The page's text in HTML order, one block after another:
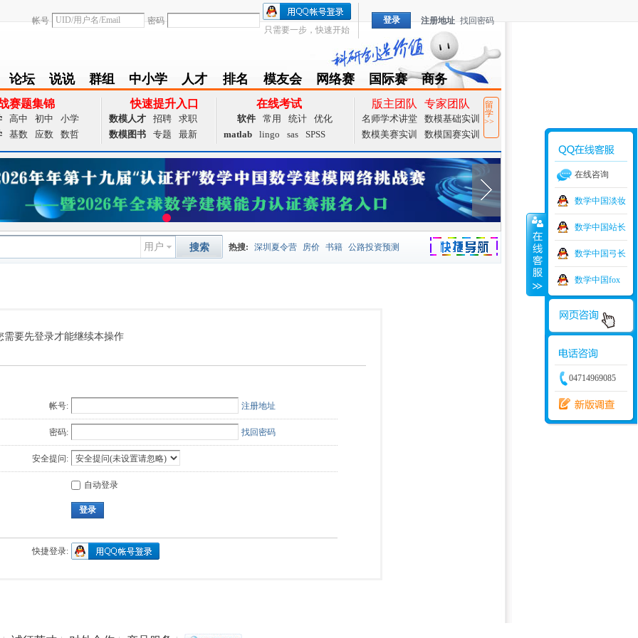
帐号
密码
只需要一步，快速开始
登录 注册地址 找回密码
论坛
BBS
说说
Follow
群组
group
中小学
zxx
人才
achieve
排名
Ranklist
模友会
Club
网络赛
TZMCM
国际赛
CAMCM
商务
Special
赛题集锦
高中 初中
小学
基数 应数 数哲
快速提升入口
数模人才 招聘
求职
数模图书
专题 最新
在线考试
软件 常用 统计
优化
matlab
lingo sas SPSS
版主团队 专家团队
名师学术讲堂
数模基础实训
数模美赛实训
数模国赛实训
留
学
>>
捷导航
用户 搜索 热搜: 深圳夏令营 房价 书籍 公路投资预测
需要先登录才能继续本操作
帐号: 注册地址
密码: 找回密码
安全提问:
自动登录
登录
快捷登录:
在线咨询
数学中国淡妆
数学中国站长
数学中国弓长
数学中国fox
04714969085